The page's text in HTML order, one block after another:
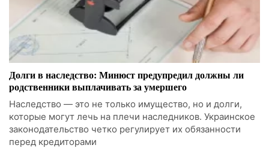
Долги в наследство: Минюст предупредил должны ли
родственники выплачивать за умершего
Наследство — это не только имущество, но и долги,
которые могут лечь на плечи наследников. Украинское
законодательство четко регулирует их обязанности
перед кредиторами